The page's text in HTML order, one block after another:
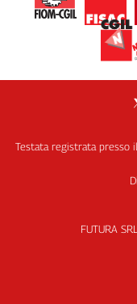
Testata registrata presso
FUTURA